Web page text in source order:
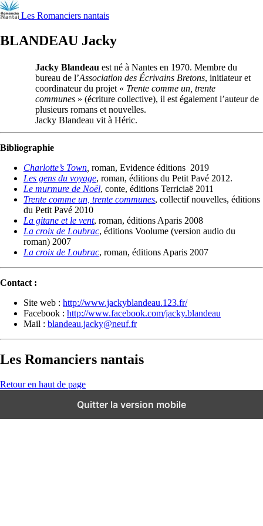
Les Romanciers nantais
BLANDEAU Jacky
Jacky Blandeau est né à Nantes en 1970. Membre du
bureau de l’Association des Écrivains Bretons, initiateur et
coordinateur du projet « Trente comme un, trente
communes » (écriture collective), il est également l’auteur de
plusieurs romans et nouvelles.
Jacky Blandeau vit à Héric.
Bibliographie
Charlotte’s Town roman, Evidence éditions 2019
Les gens du voyage, roman, éditions du Petit Pavé 2012.
Le murmure de Noël, conte, éditions Terriciaë 2011
Trente comme un, trente communes, collectif nouvelles, éditions
du Petit Pavé 2010
La gitane et le vent, roman, éditions Aparis 2008
La croix de Loubrac, éditions Voolume (version audio du
roman) 2007
La croix de Loubrac, roman, éditions Aparis 2007
Contact :
Site web : http://www.jackyblandeau.123.fr/
Facebook : http://www.facebook.com/jacky.blandeau
Mail : blandeau.jacky@neuf.fr
Les Romanciers nantais
Retour en haut de page
Quitter la version mobile